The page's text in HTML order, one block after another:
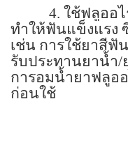
4. ใช้ฟลูออ
ทำให้ฟันแข็งแรง
เช่น การใช้ยาสีฟั
รับประทานยาน้ำ/
การอมน้ำยาฟลูอ
ก่อนใช้